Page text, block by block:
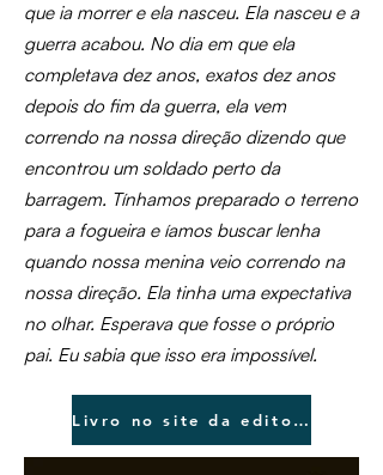
que ia morrer e ela nasceu. Ela nasceu e a
guerra acabou. No dia em que ela
completava dez anos, exatos dez anos
depois do fim da guerra, ela vem
correndo na nossa direção dizendo que
encontrou um soldado perto da
barragem. Tínhamos preparado o terreno
para a fogueira e íamos buscar lenha
quando nossa menina veio correndo na
nossa direção. Ela tinha uma expectativa
no olhar. Esperava que fosse o próprio
pai. Eu sabia que isso era impossível.
Livro no site da editora Patuá